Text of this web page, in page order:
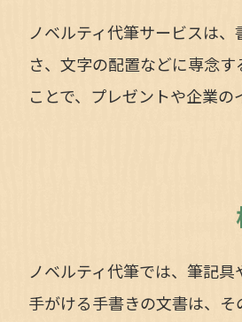
ノベルティ代筆サービスは
さ、文字の配置などに専念
ことで、プレゼントや企業の
ノベルティ代筆では、筆記
手がける手書きの文書は、